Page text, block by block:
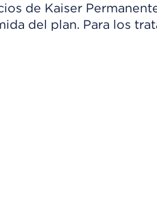
de Kaiser
del plan. Para los